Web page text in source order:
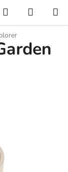
Hľadať
KOŠÍK